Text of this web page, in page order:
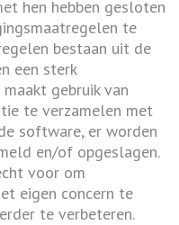
hen hebben gesloten
te
bestaan uit de
een sterk
gebruik van
te verzamelen met
software, er worden
en/of opgeslagen.
voor om
eigen concern te
te verbeteren.